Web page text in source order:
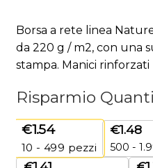
Borsa a rete linea
da 220 g / m2, con una
stampa. Manici
Risparmio
€1.54
10 - 499 pezzi
€1.48
500 -